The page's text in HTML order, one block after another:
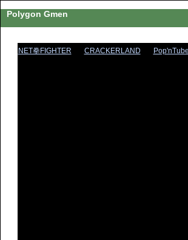
Polygon Gmen
NET拳FIGHTER CRACKERLAND Pop'nTube